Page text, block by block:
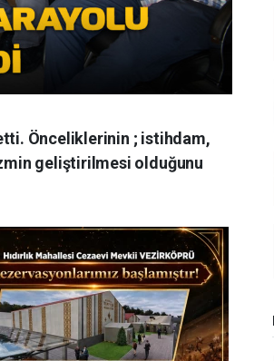
Önceliklerinin ; istihdam,
geliştirilmesi olduğunu